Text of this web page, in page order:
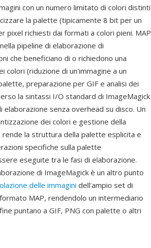
con un numero limitato di colori distinti
la palette (tipicamente 8 bit per un
richiesti dai formati a colori pieni. MAP
pipeline di elaborazione di
che beneficiano di o richiedono una
(riduzione di un'immagine a un
preparazione per GIF e analisi dei
la sintassi I/O standard di ImageMagick
senza overhead su disco. Un
dei colori e gestione della
la struttura della palette esplicita e
specifiche sulla palette
eseguite tra le fasi di elaborazione.
di ImageMagick è un altro punto
delle immagini dell'ampio set di
MAP, rendendolo un intermediario
puntano a GIF, PNG con palette o altri